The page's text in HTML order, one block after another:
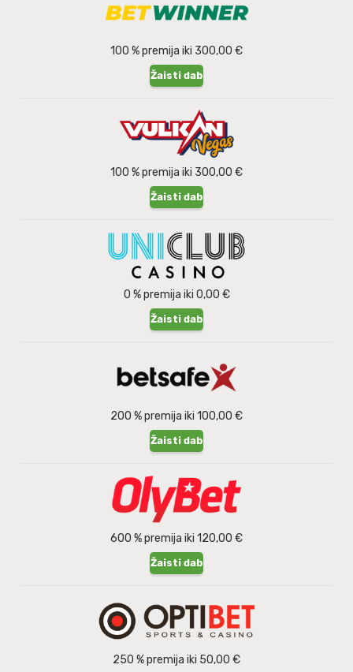
100 % premija iki 300,00 €
Žaisti dabar
100 % premija iki 300,00 €
Žaisti dabar
0 % premija iki 0,00 €
Žaisti dabar
200 % premija iki 100,00 €
Žaisti dabar
600 % premija iki 120,00 €
Žaisti dabar
250 % premija iki 50,00 €